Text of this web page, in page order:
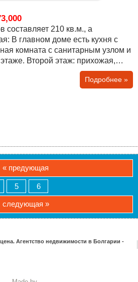
210 кв.м., а
с
комната с санитарным узлом и
прихожая,
террасы. Плюсами
для района двор – 994
кондиционером и
с радиаторами обоих...
Подробнее »
« предующая
5 6
следующая »
Агентство недвижимости в Болгарии -